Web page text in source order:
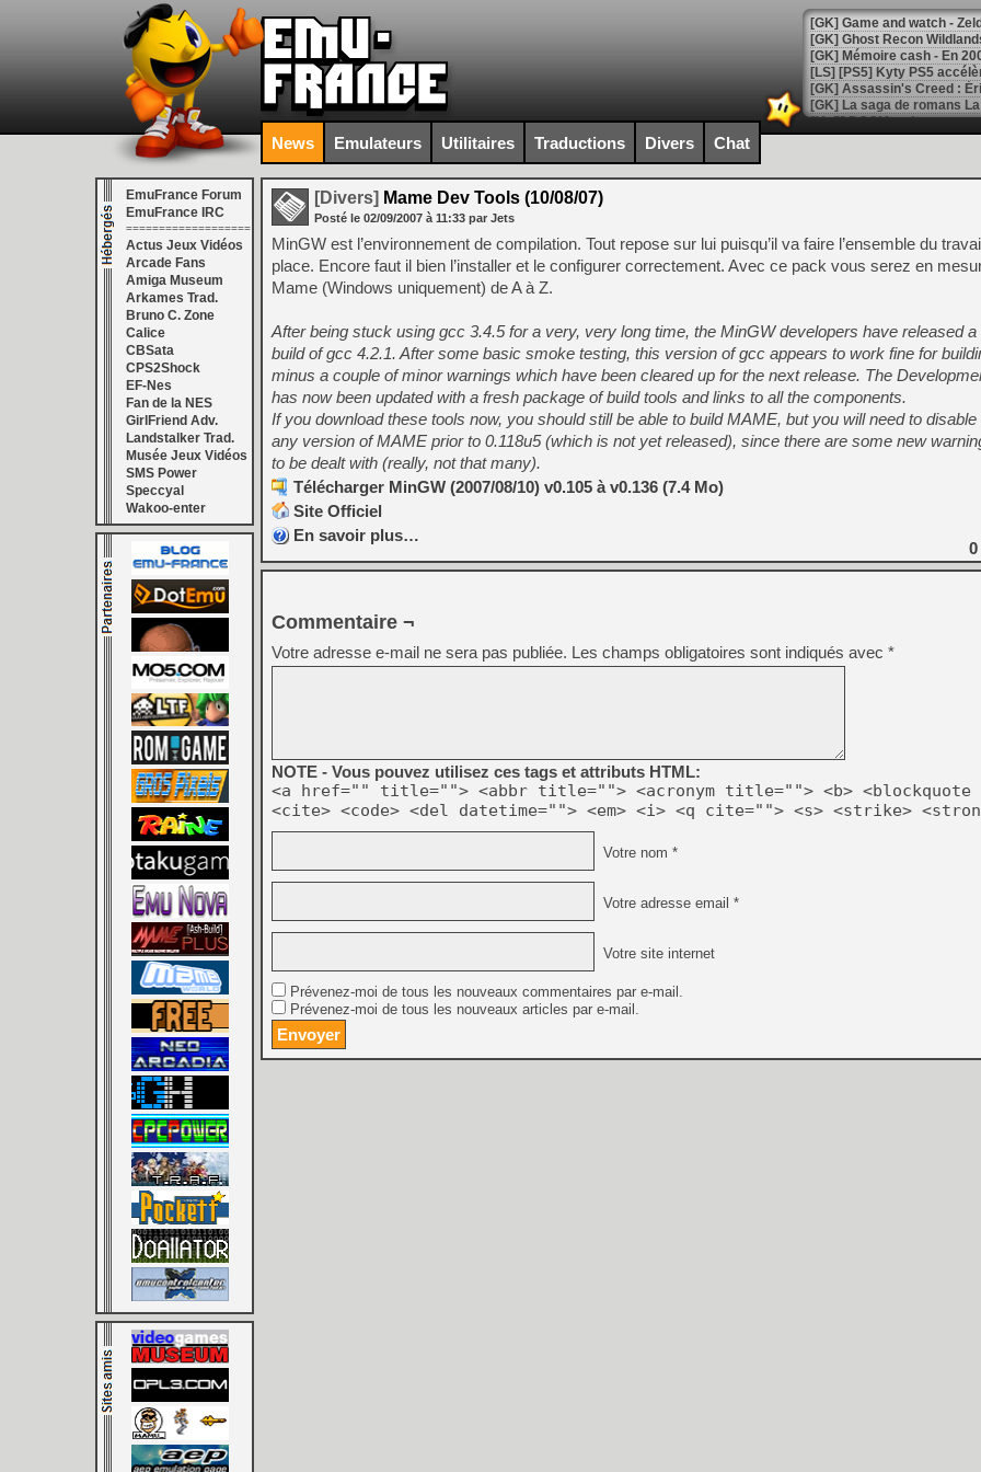
[Mo5] DOOM arrive en
[GK] Bethesda fête les 30
[GK] Roblox : l'action en
[GK] Agenda - GeForce
[GK] Devolver Digital en a
[LS] [PS5] ps5-y2jb-
[GK] Pourquoi Marvel
[GK] Test : Restory : Chill
[GK] GTA 6 : Rockstar
[GK] Hot Wheels Infinite
[GK] Mémoire cash -
[GK] Résultats Nintendo :
[GK] Déjà des
[Mo5] Brickboy cherche à
[GK] Minecraft et ses «
[GK] Beast of
[GK] Ubisoft : fin de partie
[GK] Mémoire cash -
[GK] Dan Houser (GTA)
[GK] Comment EA Sports
[GK] Crimson Moon : un
[GK] Isle of Reveries : le
[GK] Moonlighter 2 : The
[GK] Capcom relance
[Mo5] Deux inédits du
[GK] Le beat'em up The
[GK] Endless Legend 2 :
[LS] [PS5] Premiers
News Emulateurs Utilitaires Traductions Divers Chat
EmuFrance Forum
EmuFrance IRC
===================
Actus Jeux Vidéos
Arcade Fans
Amiga Museum
Arkames Trad.
Bruno C. Zone
Calice
CBSata
CPS2Shock
EF-Nes
Fan de la NES
GirlFriend Adv.
Landstalker Trad.
Musée Jeux Vidéos
SMS Power
Speccyal
Wakoo-enter
[Divers] Mame Dev Tools (10/08/07)
Posté le 02/09/2007 à 11:33 par Jets
MinGW est l’environnement de compilation. Tout repose sur lui puisqu’il va faire l’ensemble du
place. Encore faut il bien l’installer et le configurer correctement. Avec ce pack vous serez en
Mame (Windows uniquement) de A à Z.
After being stuck using gcc 3.4.5 for a very, very long time, the MinGW developers have released a
build of gcc 4.2.1. After some basic smoke testing, this version of gcc appears to work fine for
minus a couple of minor warnings which have been cleared up for the next release. The
has now been updated with a fresh package of build tools and links to all the components.
If you download these tools now, you should still be able to build MAME, but you will need to
any version of MAME prior to 0.118u5 (which is not yet released), since there are some new
to be dealt with (really, not that many).
Télécharger MinGW (2007/08/10) v0.105 à v0.136 (7.4 Mo)
Site Officiel
En savoir plus…
0
Commentaire ¬
Votre adresse e-mail ne sera pas publiée. Les champs obligatoires sont indiqués avec *
NOTE - Vous pouvez utilisez ces tags et attributs HTML:
<a href="" title=""> <abbr title=""> <acronym title=""> <b> <blockquote
<cite> <code> <del datetime=""> <em> <i> <q cite=""> <s> <strike>
Votre nom *
Votre adresse email *
Votre site internet
Prévenez-moi de tous les nouveaux commentaires par e-mail.
Prévenez-moi de tous les nouveaux articles par e-mail.